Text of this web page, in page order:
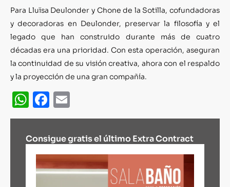
Para Lluïsa Deulonder y Chone de la Sotilla, cofundadoras
y decoradoras en Deulonder, preservar la filosofía y el
legado que han construido durante más de cuatro
décadas era una prioridad. Con esta operación, aseguran
la continuidad de su visión creativa, ahora con el respaldo
y la proyección de una gran compañía.
WhatsApp
Facebook
Consigue gratis el último Extra Contract